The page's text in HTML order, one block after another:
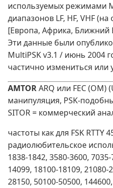
используемых режимами
диапазонов LF, HF, VHF
[Европа, Африка, Ближний
Эти данные были
MultiPSK v3.1 / июнь 2004
частично измениться или
AMTORARQ или FEC (OM)
манипуляция,
SITOR = коммерческий
частоты как для FSK RTTY
радиолюбительское
1838-1842, 3580-3600,
14099, 18100-18109,
28150, 50100-50500,